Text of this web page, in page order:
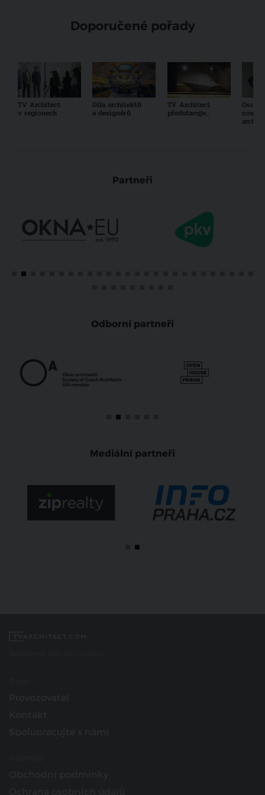
Doporučené pořady
TV Architect
v regionech
Díla architektů
a designérů
TV Architect
představuje...
Partneři
Odborní partneři
Mediální partneři